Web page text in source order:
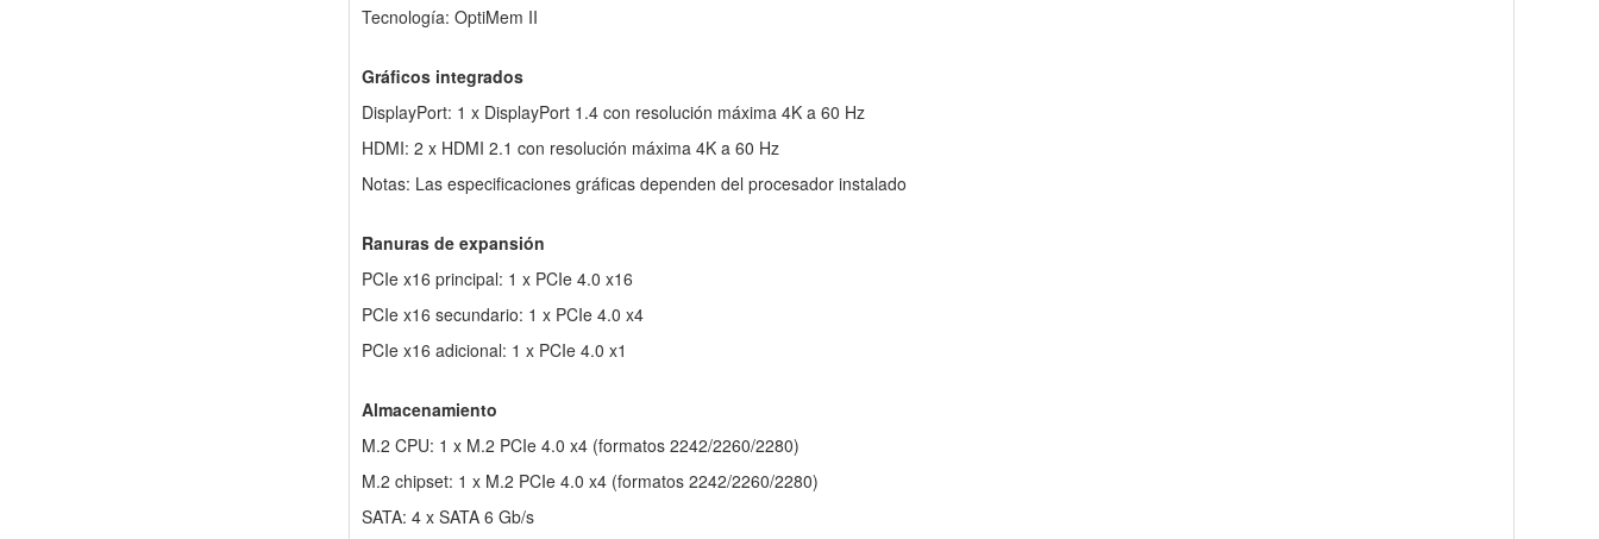
Tecnología: OptiMem II
Gráficos integrados
DisplayPort: 1 x DisplayPort 1.4 con resolución máxima 4K a 60 Hz
HDMI: 2 x HDMI 2.1 con resolución máxima 4K a 60 Hz
Notas: Las especificaciones gráficas dependen del procesador instalado
Ranuras de expansión
PCIe x16 principal: 1 x PCIe 4.0 x16
PCIe x16 secundario: 1 x PCIe 4.0 x4
PCIe x16 adicional: 1 x PCIe 4.0 x1
Almacenamiento
M.2 CPU: 1 x M.2 PCIe 4.0 x4 (formatos 2242/2260/2280)
M.2 chipset: 1 x M.2 PCIe 4.0 x4 (formatos 2242/2260/2280)
SATA: 4 x SATA 6 Gb/s